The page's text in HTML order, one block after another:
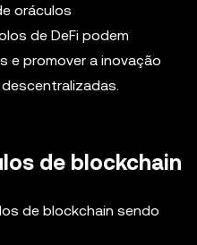
oráculos
de DeFi podem
e promover a inovação
de blockchain
de blockchain sendo